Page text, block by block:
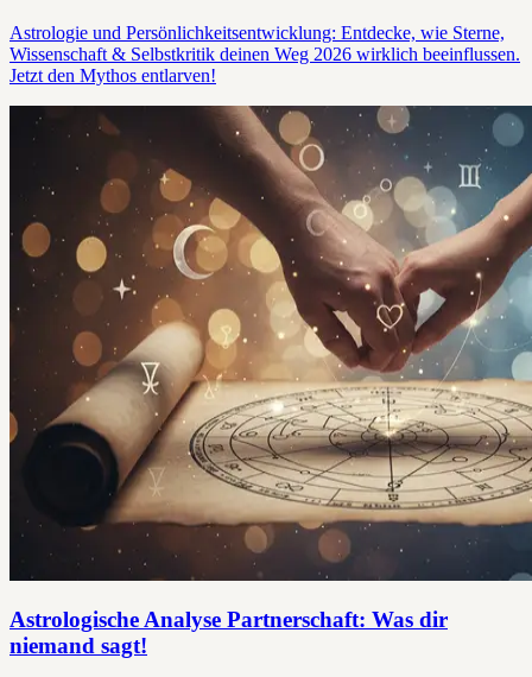
Astrologie und Persönlichkeitsentwicklung: Entdecke, wie Sterne,
Wissenschaft & Selbstkritik deinen Weg 2026 wirklich beeinflussen.
Jetzt den Mythos entlarven!
Astrologische Analyse Partnerschaft: Was dir
niemand sagt!